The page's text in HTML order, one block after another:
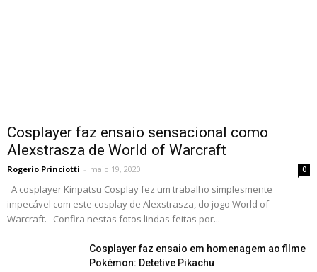
Cosplayer faz ensaio sensacional como
Alexstrasza de World of Warcraft
Rogerio Princiotti - maio 19, 2020 0
A cosplayer Kinpatsu Cosplay fez um trabalho simplesmente
impecável com este cosplay de Alexstrasza, do jogo World of
Warcraft. Confira nestas fotos lindas feitas por...
Cosplayer faz ensaio em homenagem ao filme
Pokémon: Detetive Pikachu